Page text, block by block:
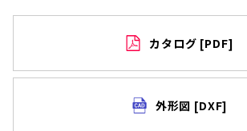
お問い合わせはこち
カタログ [PDF]
外形図 [DXF]